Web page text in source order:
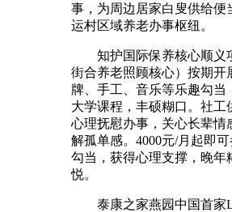
事，为周边居家白叟供给便
运村区域养老办事枢纽。
知护国际保养核心顺义
街合养老照顾核心）按期开
牌、手工、音乐等乐趣勾当
大学课程，丰硕糊口。社工
心理抚慰办事，关心长辈情
解孤单感。4000元/月起即
勾当，获得心理支撑，晚年
悦。
泰康之家燕园中国首家